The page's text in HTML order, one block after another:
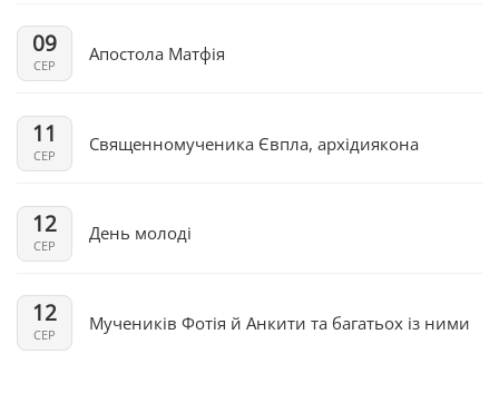
09
СЕР
Апостола Матфія
11
СЕР
Священномученика Євпла, архідиякона
12
СЕР
День молоді
12
СЕР
Мучеників Фотія й Анкити та багатьох із ними